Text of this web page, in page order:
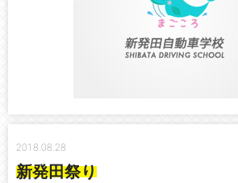
2018.08.28
新発田祭り